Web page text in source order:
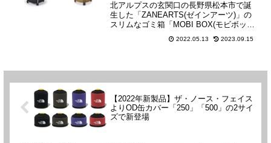
北アルプスの玄関口の長野県松本市で誕
生した「ZANEARTS(ゼインアーツ)」の
スリムなゴミ箱「MOBI BOX(モビボック
ス)」4本のポールで自立し、収納時はコ
ンパクトになり、デザイン性に優れたゴ
2022.05.13 2023.09.15
【2022年新製品】ザ・ノース・フェイス
よりOD缶カバー「250」「500」の2サイ
ズで新登場